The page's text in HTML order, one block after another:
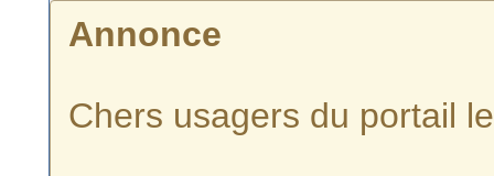
Annonce
Chers usagers du portail